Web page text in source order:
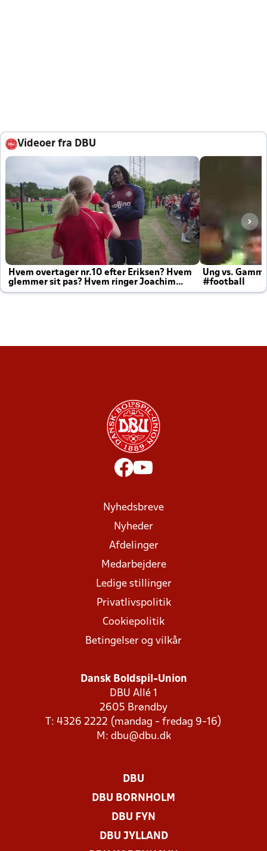
Videoer fra DBU
Hvem overtager nr.10 efter Eriksen? Hvem
glemmer sit pas? Hvem ringer Joachim
altid til efter kampe?
Ung vs.
#football
Nyhedsbreve
Nyheder
Afdelinger
Medarbejdere
Ledige stillinger
Privatlivspolitik
Cookiepolitik
Betingelser og vilkår
Dansk Boldspil-Union
DBU Allé 1
2605 Brøndby
T: 4326 2222 (mandag - fredag 9-16)
M: dbu@dbu.dk
DBU
DBU BORNHOLM
DBU FYN
DBU JYLLAND